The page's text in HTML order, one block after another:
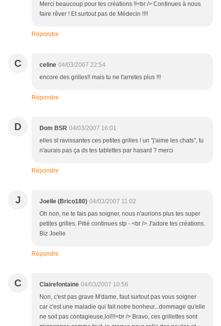
Merci beaucoup pour tes créations !!<br /> Continues à nous
faire rêver ! Et surtout pas de Médecin !!!!
Répondre
C celine 04/03/2007 22:54
encore des grilles!! mais tu ne t'arretes plus !!!
Répondre
D Dom BSR 04/03/2007 16:01
elles st ravissantes ces petites grilles ! un "j'aime les chats", tu
n'aurais pas ça ds tes tablettes par hasard ? merci
Répondre
J Joelle (Brico180) 04/03/2007 11:02
Oh non, ne te fais pas soigner, nous n'aurions plus tes super
petites grilles. Pitié continues stp - <br /> J'adore tes créations.
Biz Joelle
Répondre
C Clairefontaine 04/03/2007 10:56
Non, c'est pas grave M'dame, faut surtout pas vous soigner
car c'est une maladie qui fait notre bonheur...dommage qu'elle
ne soit pas contagieuse,lol!!!<br /> Bravo, ces grillettes sont